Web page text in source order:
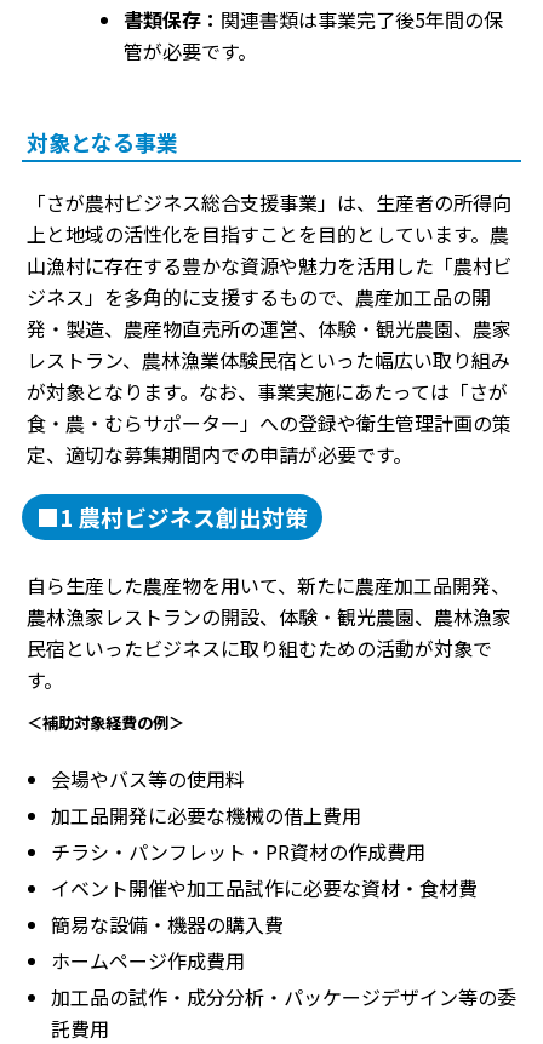
書類保存： 関連書類は事業完了後5年間の保
管が必要です。
対象となる事業
「さが農村ビジネス総合支援事業」は、生産者の所得向
上と地域の活性化を目指すことを目的としています。農
山漁村に存在する豊かな資源や魅力を活用した「農村ビ
ジネス」を多角的に支援するもので、農産加工品の開
発・製造、農産物直売所の運営、体験・観光農園、農家
レストラン、農林漁業体験民宿といった幅広い取り組み
が対象となります。なお、事業実施にあたっては「さが
食・農・むらサポーター」への登録や衛生管理計画の策
定、適切な募集期間内での申請が必要です。
■1 農村ビジネス創出対策
自ら生産した農産物を用いて、新たに農産加工品開発、
農林漁家レストランの開設、体験・観光農園、農林漁家
民宿といったビジネスに取り組むための活動が対象で
す。
＜補助対象経費の例＞
会場やバス等の使用料
加工品開発に必要な機械の借上費用
チラシ・パンフレット・PR資材の作成費用
イベント開催や加工品試作に必要な資材・食材費
簡易な設備・機器の購入費
ホームページ作成費用
加工品の試作・成分分析・パッケージデザイン等の委
託費用